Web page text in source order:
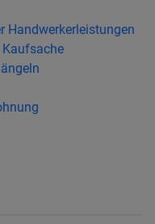
Handwerkerleistungen
Kaufsache